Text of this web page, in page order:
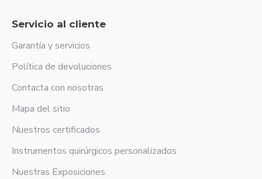
Servicio al cliente
Garantía y servicios
Política de devoluciones
Contacta con nosotras
Mapa del sitio
Nuestros certificados
Instrumentos quirúrgicos personalizados
Nuestras Exposiciones